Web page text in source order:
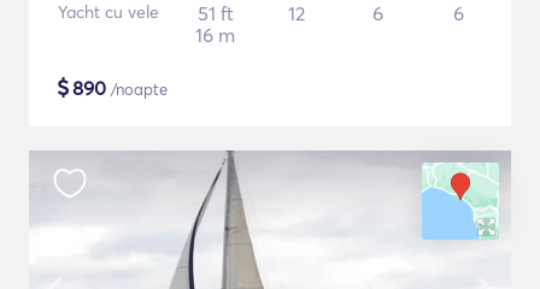
Yacht cu vele
51 ft
16 m
12 6 6
$890 /noapte